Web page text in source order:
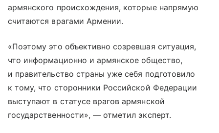
армянского происхождения, которые напрямую
считаются врагами Армении.
«Поэтому это объективно созревшая ситуация,
что информационно и армянское общество,
и правительство страны уже себя подготовило
к тому, что сторонники Российской Федерации
выступают в статусе врагов армянской
государственности», — отметил эксперт.